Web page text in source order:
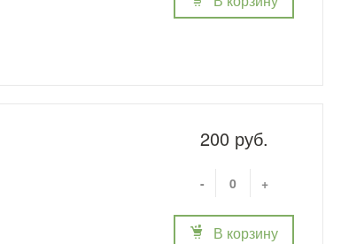
200 руб.
- +
В корзину